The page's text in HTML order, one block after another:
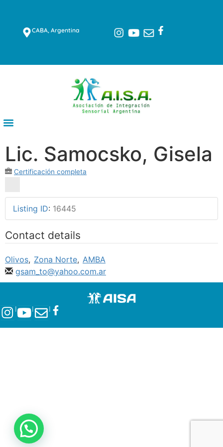
CABA, Argentina
Lic. Samocsko, Gisela
Certificación completa
Listing ID: 16445
Contact details
Olivos, Zona Norte, AMBA
gsam_to@yahoo.com.ar
l l l